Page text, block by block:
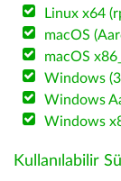
Linux x64
macOS
macOS
Windows
Windows
Windows
Kullanılabilir